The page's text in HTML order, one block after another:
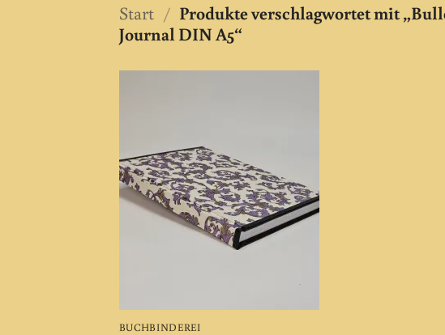
Start / Produkte verschlagwortet mit
Journal DIN A5“
BUCHBINDEREI